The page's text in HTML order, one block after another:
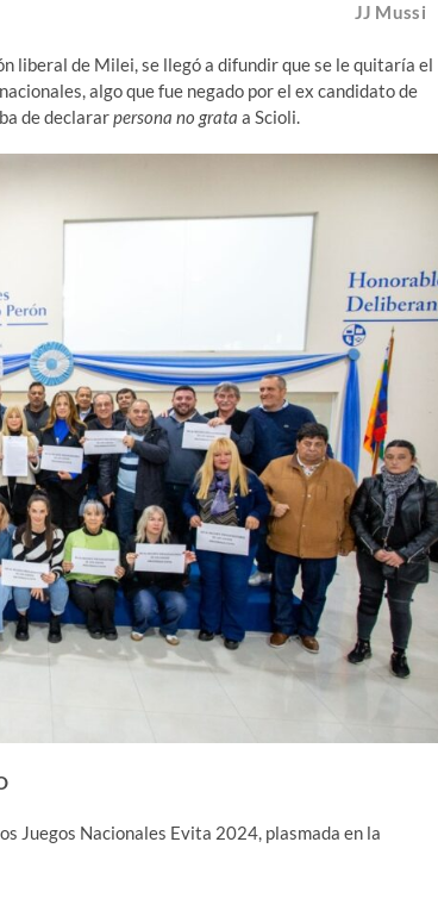
JJ Mussi
liberal de Milei, se llegó a difundir que se le quitaría el
algo que fue negado por el ex candidato de
de declararpersona no grata a Scioli.
Juegos Nacionales Evita 2024, plasmada en la